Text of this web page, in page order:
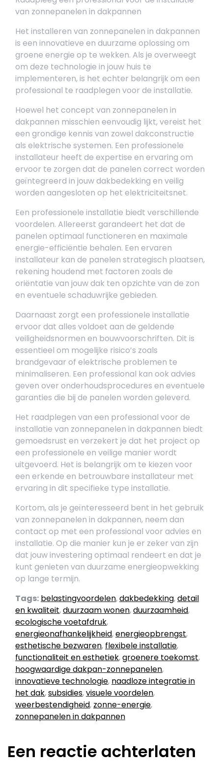
van zonnepanelen in dakpannen
Het installeren van zonnepanelen in dakpannen
is een innovatieve en duurzame oplossing om
groene energie op te wekken. Als je overweegt
om deze technologie in jouw huis te
implementeren, is het echter belangrijk om een
professional te raadplegen voor de installatie.
Hoewel het concept van zonnepanelen in
dakpannen misschien eenvoudig lijkt, vereist het
een grondige kennis van zowel dakconstructie
als elektrische systemen. Een professionele
installateur heeft de expertise en ervaring om
ervoor te zorgen dat de panelen correct worden
geïntegreerd in jouw dakbedekking en veilig
worden aangesloten op het elektriciteitsnet.
Een professionele installatie biedt verschillende
voordelen. Allereerst garandeert het dat de
panelen optimaal functioneren en maximale
energie-efficiëntie behalen. Een ervaren
installateur kan de panelen strategisch plaatsen,
rekening houdend met factoren zoals de
oriëntatie van jouw dak ten opzichte van de zon
en eventuele schaduwrijke gebieden.
Daarnaast zorgt een professionele installatie
ervoor dat alles voldoet aan de geldende
veiligheidsnormen en bouwvoorschriften. Dit is
essentieel om mogelijke risico’s zoals
brandgevaar of elektrische problemen te
minimaliseren. Een professional kan ook advies
geven over onderhoudsprocedures en eventuele
garanties die bij de panelen worden geleverd.
Het raadplegen van een professional voor de
installatie van zonnepanelen in dakpannen biedt
gemoedsrust en verzekert je dat het project op
een professionele en veilige manier wordt
uitgevoerd. Het is belangrijk om te kiezen voor
een erkende en betrouwbare installateur met
ervaring in dit specifieke type installatie.
Kortom, als je geïnteresseerd bent in het gebruik
van zonnepanelen in dakpannen, neem dan
contact op met een professional voor advies en
installatie. Op die manier kun je er zeker van zijn
dat jouw investering optimaal rendeert en dat je
kunt genieten van duurzame energieopwekking
op lange termijn.
Tags: belastingvoordelen,dakbedekking,detail
en kwaliteit,duurzaam wonen,duurzaamheid,
ecologische voetafdruk,
energieonafhankelijkheid,energieopbrengst,
esthetische bezwaren, flexibele installatie,
functionaliteit en esthetiek,groenere toekomst,
hoogwaardige dakpan-zonnepanelen,
innovatieve technologie, naadloze integratie in
het dak,subsidies,visuele voordelen,
weerbestendigheid, zonne-energie,
zonnepanelen in dakpannen
Een reactie achterlaten